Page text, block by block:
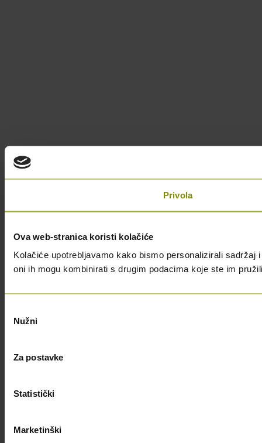
Privola
Ova web-stranica koristi kolačiće
Kolačiće upotrebljavamo kako bismo personalizirali
oni ih mogu kombinirati s drugim podacima koje ste im
pristanka
Nužni
Za postavke
Statistički
Marketinški